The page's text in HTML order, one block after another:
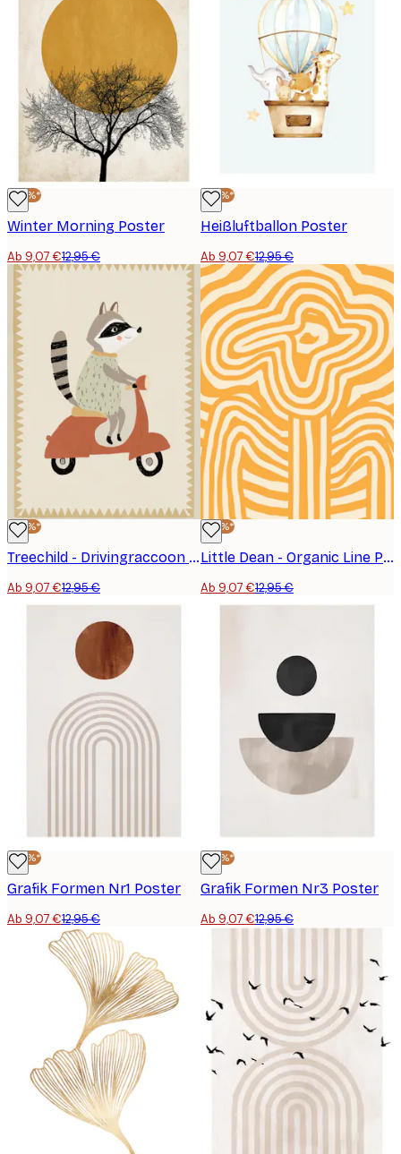
-30%*
Winter Morning Poster
Ab 9,07 €12,95 €
-30%*
Heißluftballon Poster
Ab 9,07 €12,95 €
-30%*
Treechild - Drivingraccoon Poster
Ab 9,07 €12,95 €
-30%*
Little Dean - Organic Line Porträt Poster
Ab 9,07 €12,95 €
-30%*
Grafik Formen Nr1 Poster
Ab 9,07 €12,95 €
-30%*
Grafik Formen Nr3 Poster
Ab 9,07 €12,95 €